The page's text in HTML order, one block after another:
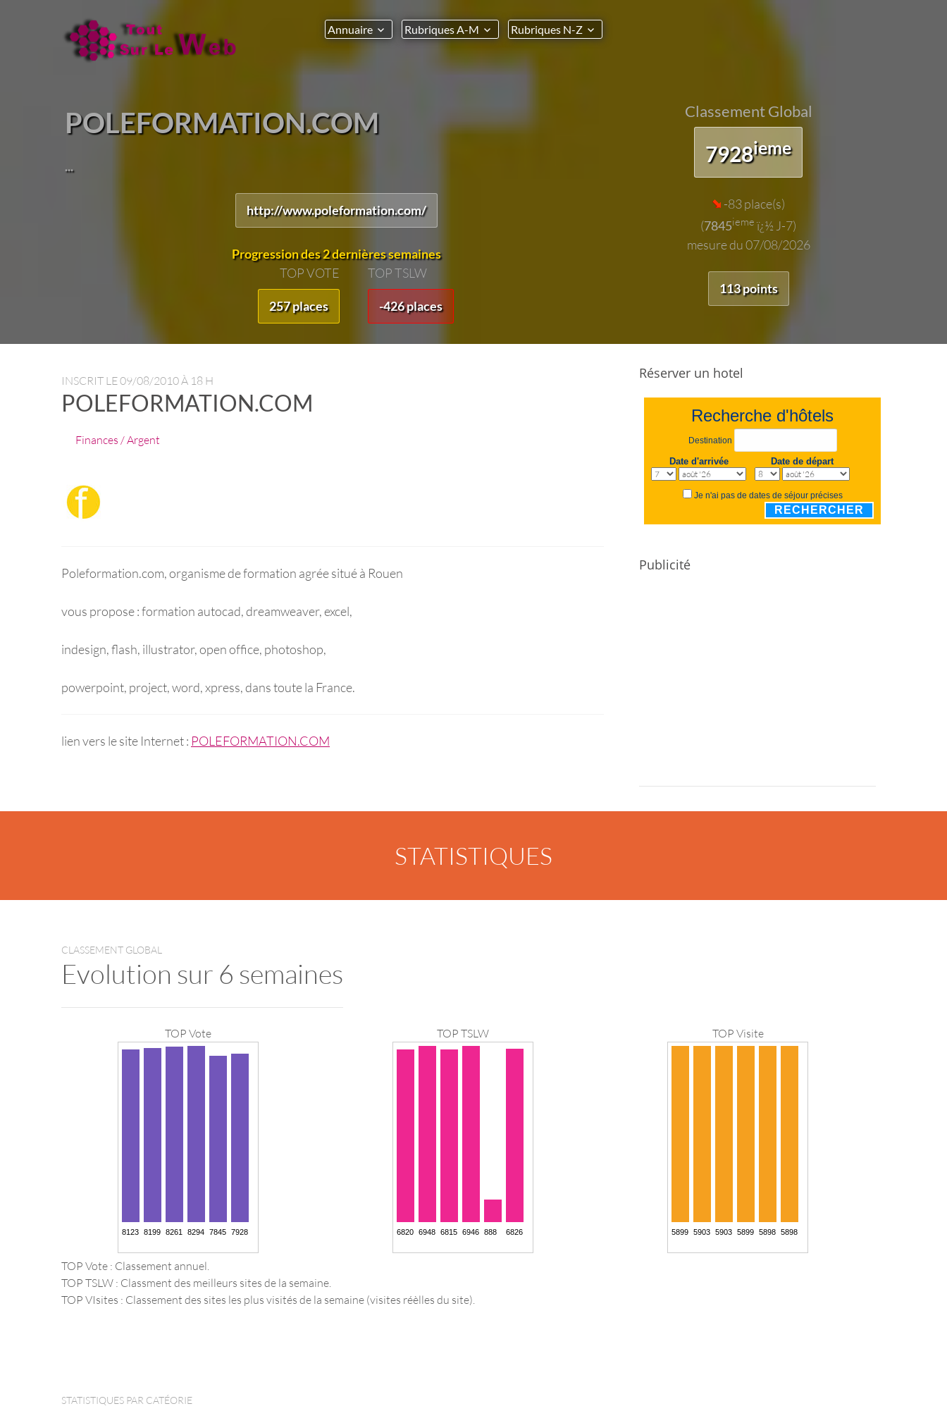
Annuaire Rubriques A-M Rubriques N-Z
POLEFORMATION.COM
...
http://www.poleformation.com/
Progression des 2 dernières semaines
TOP VOTE
257 places
TOP TSLW
-426 places
Classement Global
7928ieme
-83 place(s)
(7845ieme ï¿½ J-7)
mesure du 07/08/2026
113 points
INSCRIT LE09/08/2010 À 18 H
POLEFORMATION.COM
Finances / Argent
Poleformation.com, organisme de formation agrée situé à Rouen
vous propose : formation autocad, dreamweaver, excel,
indesign, flash, illustrator, open office, photoshop,
powerpoint, project, word, xpress, dans toute la France.
lien vers le site Internet : POLEFORMATION.COM
Réserver un hotel
Recherche d'hôtels
Destination
Date d'arrivée Date de départ
Je n'ai pas de dates de séjour précises
RECHERCHER
Publicité
STATISTIQUES
CLASSEMENT GLOBAL
Evolution sur 6 semaines
TOP Vote TOP TSLW TOP Visite
TOP Vote : Classement annuel.
TOP TSLW : Classment des meilleurs sites de la semaine.
TOP VIsites : Classement des sites les plus visités de la semaine (visites réèlles du site).
STATISTIQUES PAR CATÉORIE